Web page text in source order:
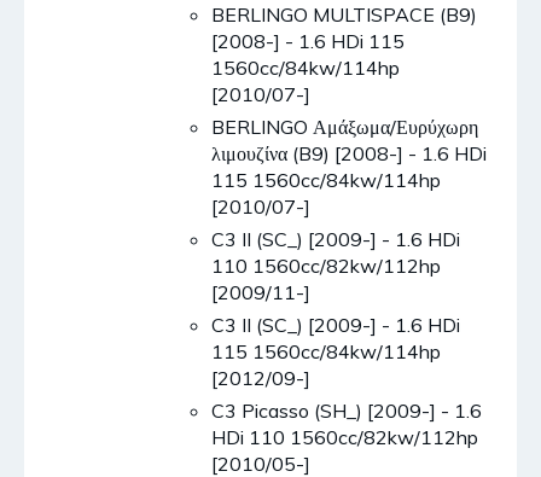
BERLINGO MULTISPACE (B9)
[2008-] - 1.6 HDi 115
1560cc/84kw/114hp
[2010/07-]
BERLINGO Αμάξωμα/Ευρύχωρη
λιμουζίνα (B9) [2008-] - 1.6 HDi
115 1560cc/84kw/114hp
[2010/07-]
C3 II (SC_) [2009-] - 1.6 HDi
110 1560cc/82kw/112hp
[2009/11-]
C3 II (SC_) [2009-] - 1.6 HDi
115 1560cc/84kw/114hp
[2012/09-]
C3 Picasso (SH_) [2009-] - 1.6
HDi 110 1560cc/82kw/112hp
[2010/05-]